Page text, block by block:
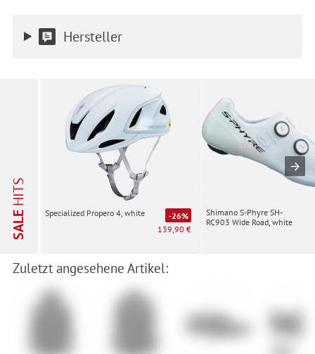
Hersteller
SALE
HITS
Specialized Propero 4, white
-26%
139,90 €
Shimano S-Phyre SH-
RC903 Wide Road, white
Zuletzt angesehene Artikel: